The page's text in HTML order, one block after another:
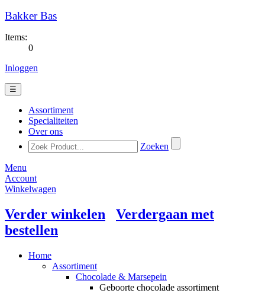
Bakker Bas
Items:
0
Inloggen
☰
Assortiment
Specialiteiten
Over ons
Zoeken
Menu
Account
Winkelwagen
Verder winkelen
Verdergaan met
bestellen
Home
Assortiment
Chocolade & Marsepein
Geboorte chocolade assortiment